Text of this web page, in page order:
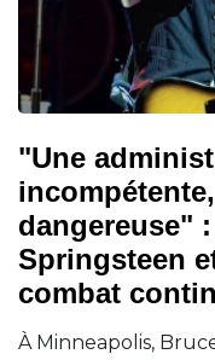
"Une
dangereuse"
Springsteen
combat
À Minneapolis,